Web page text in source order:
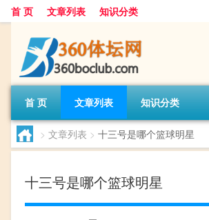
首 页 文章列表 知识分类
首 页 文章列表 知识分类
> 文章列表 > 十三号是哪个篮球明星
十三号是哪个篮球明星